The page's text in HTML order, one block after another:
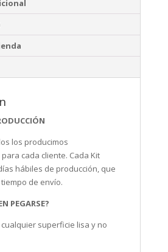
los producimos
cada cliente. Cada Kit
hábiles de producción, que
de envío.
PEGARSE?
superficie lisa y no